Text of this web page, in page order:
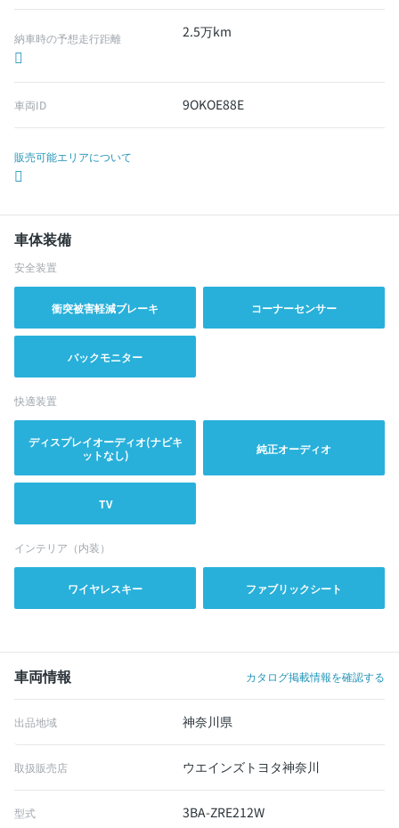
納車時の予想走行距離 2.5万km
車両ID 9OKOE88E
販売可能エリアについて
車体装備
安全装置
衝突被害軽減ブレーキ コーナーセンサー
バックモニター
快適装置
ディスプレイオーディオ(ナビキ
ットなし)
純正オーディオ
TV
インテリア（内装）
ワイヤレスキー ファブリックシート
車両情報 カタログ掲載情報を確認する
出品地域 神奈川県
取扱販売店 ウエインズトヨタ神奈川
型式 3BA-ZRE212W